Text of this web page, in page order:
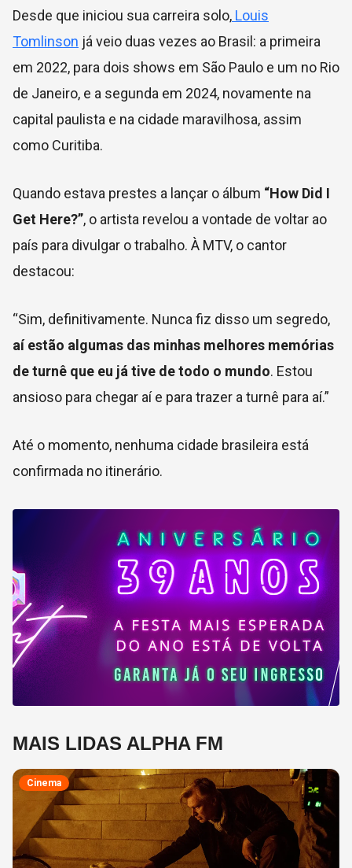
Desde que iniciou sua carreira solo, Louis
Tomlinson já veio duas vezes ao Brasil: a primeira
em 2022, para dois shows em São Paulo e um no Rio
de Janeiro, e a segunda em 2024, novamente na
capital paulista e na cidade maravilhosa, assim
como Curitiba.
Quando estava prestes a lançar o álbum “How Did I
Get Here?”, o artista revelou a vontade de voltar ao
país para divulgar o trabalho. À MTV, o cantor
destacou:
“Sim, definitivamente. Nunca fiz disso um segredo,
aí estão algumas das minhas melhores memórias
de turnê que eu já tive de todo o mundo. Estou
ansioso para chegar aí e para trazer a turnê para aí.”
Até o momento, nenhuma cidade brasileira está
confirmada no itinerário.
MAIS LIDAS ALPHA FM
Cinema